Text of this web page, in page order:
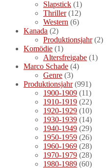
Slapstick (1)
Thriller(12)
Western (6)
Kanada (2)
Produktionsjahr(2)
Komödie (1)
Altersfreigabe (1)
Marco Schade (4)
Genre (3)
Produktionsjahr(991)
1900-1909 (11)
1910-1919 (22)
1920-1929 (10)
1930-1939 (14)
1940-1949 (29)
1950-1959 (26)
1960-1969 (28)
1970-1979 (28)
1980-1989 (60)